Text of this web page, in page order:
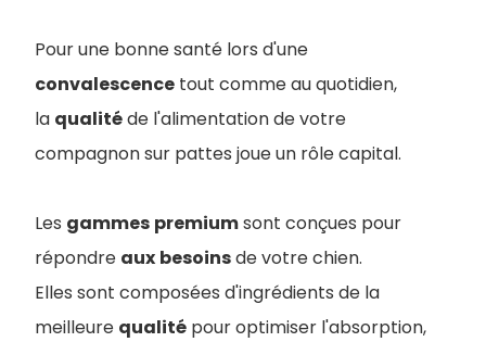
Pour une bonne santé lors d'une
convalescence tout comme au quotidien,
la qualitéde l'alimentation de votre
compagnon sur pattes joue un rôle capital.
Les gammes premiumsont conçues pour
répondre aux besoinsde votre chien.
Elles sont composées d'ingrédients de la
meilleure qualité pour optimiser l'absorption,